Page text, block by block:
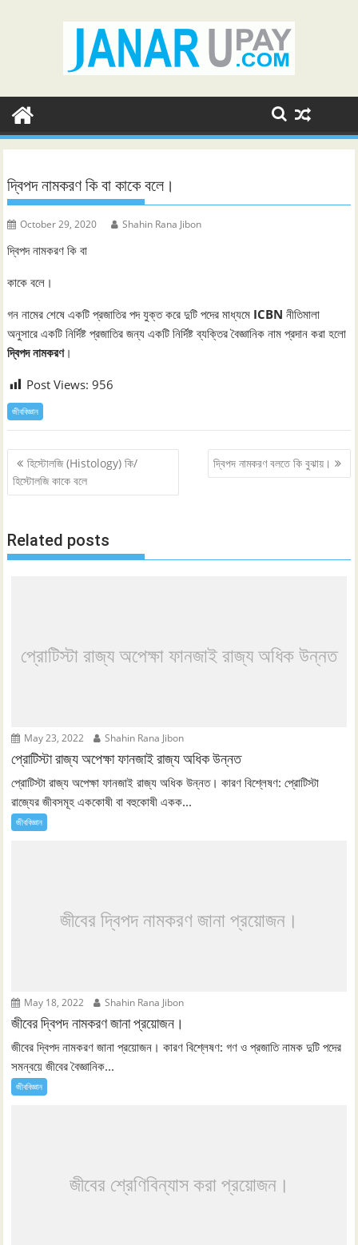
দ্বিপদ নামকরণ কি বা কাকে বলে।
October 29, 2020 Shahin Rana Jibon
দ্বিপদ নামকরণ কি বা
কাকে বলে।
গন নামের শেষে একটি প্রজাতির পদ যুক্ত করে দুটি পদের মাধ্যমে ICBN নীতিমালা
অনুসারে একটি নির্দিষ্ট প্রজাতির জন্য একটি নির্দিষ্ট ব্যক্তির বৈজ্ঞানিক নাম প্রদান করা হলো
দ্বিপদ নামকরণ।
Post Views: 956
জীববিজ্ঞান
Post
navigation
হিস্টোলজি (Histology) কি/
হিস্টোলজি কাকে বলে
দ্বিপদ নামকরণ বলতে কি বুঝায়।
Related posts
প্রোটিস্টা রাজ্য অপেক্ষা ফানজাই রাজ্য অধিক উন্নত
May 23, 2022 Shahin Rana Jibon
প্রোটিস্টা রাজ্য অপেক্ষা ফানজাই রাজ্য অধিক উন্নত
প্রোটিস্টা রাজ্য অপেক্ষা ফানজাই রাজ্য অধিক উন্নত। কারণ বিশ্লেষণ: প্রোটিস্টা
রাজ্যের জীবসমূহ এককোষী বা বহুকোষী একক...
জীববিজ্ঞান
জীবের দ্বিপদ নামকরণ জানা প্রয়োজন।
May 18, 2022 Shahin Rana Jibon
জীবের দ্বিপদ নামকরণ জানা প্রয়োজন।
জীবের দ্বিপদ নামকরণ জানা প্রয়োজন। কারণ বিশ্লেষণ: গণ ও প্রজাতি নামক দুটি পদের
সমন্বয়ে জীবের বৈজ্ঞানিক...
জীববিজ্ঞান
জীবের শ্রেণিবিন্যাস করা প্রয়োজন।